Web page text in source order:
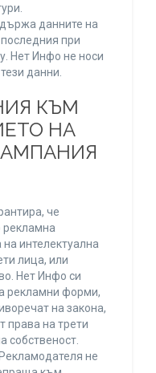
данните на
при
Нет Инфо не носи
данни.
КЪМ
НА
че
рекламна
интелектуална
лица, или
Нет Инфо си
рекламни форми,
на закона,
права на трети
собственост.
не